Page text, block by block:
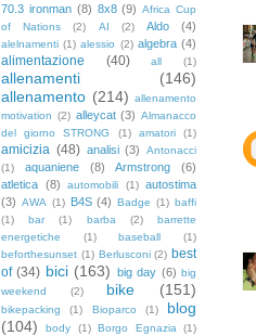
70.3 ironman (8) 8x8 (9) Africa Cup
of Nations
(2) AI (2) Aldo (4)
alelnamenti (1) alessio (2) algebra (4)
alimentazione (40) all (1)
allenamenti
(146)
allenamento (214) allenamento
motivation (2) alleycat (3) Almanacco
del giorno STRONG
(1) amatori (1)
amicizia (48) analisi (3)
Antonacci
(1)
aquaniene (8) Armstrong
(6)
atletica (8) automobili (1) autostima
(3) AWA (1) B4S (4) Badge (1) baffi
(1)
bar (1) barba (2)
barrette
energetiche
(1) baseball
(1)
beforthesunset (1) Berlusconi (2) best
of (34) bici (163) big day (6) big
weekend
(2) bike (151)
bikepacking (1) Bioparco (1)
blog
(104)
body (1) Borgo Egnazia (1)